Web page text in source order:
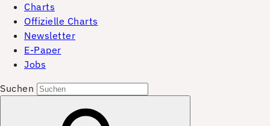
Charts
Offizielle Charts
Newsletter
E-Paper
Jobs
Suchen